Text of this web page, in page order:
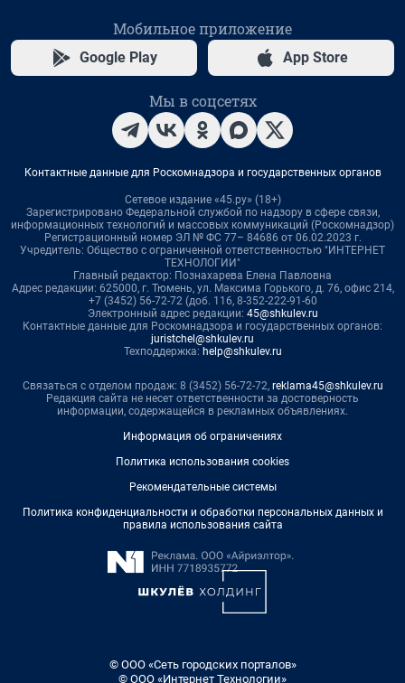
Мобильное приложение
Google Play App Store
Мы в соцсетях
Контактные данные для Роскомнадзора и государственных органов
Сетевое издание «45.ру» (18+)
Зарегистрировано Федеральной службой по надзору в сфере связи,
информационных технологий и массовых коммуникаций (Роскомнадзор)
Регистрационный номер ЭЛ № ФС 77– 84686 от 06.02.2023 г.
Учредитель: Общество с ограниченной ответственностью "ИНТЕРНЕТ
ТЕХНОЛОГИИ"
Главный редактор: Познахарева Елена Павловна
Адрес редакции: 625000, г. Тюмень, ул. Максима Горького, д. 76, офис 214,
+7 (3452) 56-72-72 (доб. 116, 8-352-222-91-60
Электронный адрес редакции: 45@shkulev.ru
Контактные данные для Роскомнадзора и государственных органов:
juristchel@shkulev.ru
Техподдержка: help@shkulev.ru
Связаться с отделом продаж: 8 (3452) 56-72-72, reklama45@shkulev.ru
Редакция сайта не несет ответственности за достоверность
информации, содержащейся в рекламных объявлениях.
Информация об ограничениях
Политика использования cookies
Рекомендательные системы
Политика конфиденциальности и обработки персональных данных и
правила использования сайта
© ООО «Сеть городских порталов»
© ООО «Интернет Технологии»